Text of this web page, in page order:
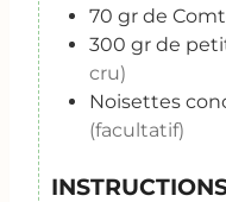
70 gr de
300 gr de
cru)
Noisettes
(facultatif)